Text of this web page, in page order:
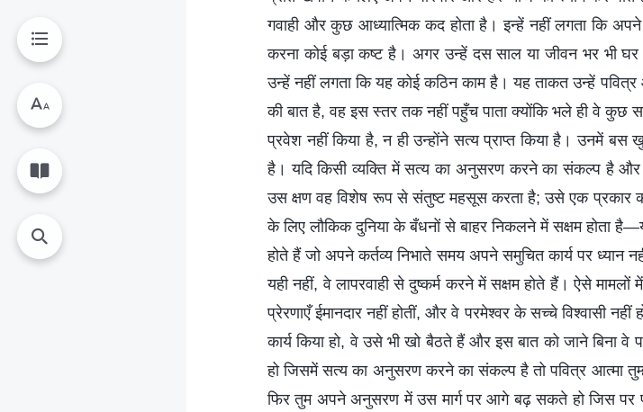
गवाही और कुछ आध्‍यात्मिक कद होता है। इन्हें नहीं लगता कि
करना कोई बड़ा कष्‍ट है। अगर उन्‍हें दस साल या जीवन भर भी
उन्हें नहीं लगता कि यह कोई कठिन काम है। यह ताकत उन्हें
की बात है, वह इस स्तर तक नहीं पहुँच पाता क्योंकि भले ही वे कुछ
प्रवेश नहीं किया है, न ही उन्होंने सत्य प्राप्त किया है। उनमें
है। यदि किसी व्यक्ति में सत्य का अनुसरण करने का संकल्प है
उस क्षण वह विशेष रूप से संतुष्ट महसूस करता है; उसे एक प्रकार
के लिए लौकिक दुनिया के बँधनों से बाहर निकलने में सक्षम होता
होते हैं जो अपने कर्तव्य निभाते समय अपने समुचित कार्य पर
यही नहीं, वे लापरवाही से दुष्कर्म करने में सक्षम होते हैं। ऐसे
प्रेरणाएँ ईमानदार नहीं होतीं, और वे परमेश्वर के सच्चे विश्वासी
कार्य किया हो, वे उसे भी खो बैठते हैं और इस बात को जाने बिना
हो जिसमें सत्य का अनुसरण करने का संकल्प है तो पवित्र आत्मा
फिर तुम अपने अनुसरण में उस मार्ग पर आगे बढ़ सकते हो जिस पर